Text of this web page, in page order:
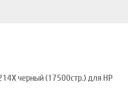
черный (17500стр.) для HP